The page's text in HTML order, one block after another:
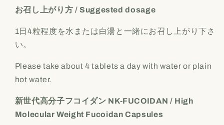
お召し上がり方 / Suggested dosage
1 日4粒程度を水または白湯と一緒にお召し上がり下さ
い。
Please take about 4 tablets a day with water or plain
hot water.
新世代高分子フコイダン NK-FUCOIDAN / High
Molecular Weight Fucoidan Capsules